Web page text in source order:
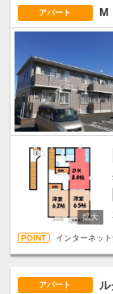
アパート M
インターネッ
アパート